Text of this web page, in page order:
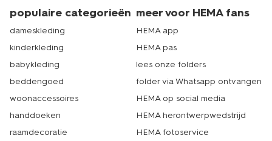
populaire categorieën
dameskleding
kinderkleding
babykleding
beddengoed
woonaccessoires
handdoeken
raamdecoratie
meer voor HEMA fans
HEMA app
HEMA pas
lees onze folders
folder via Whatsapp ontvangen
HEMA op social media
HEMA herontwerpwedstrijd
HEMA fotoservice